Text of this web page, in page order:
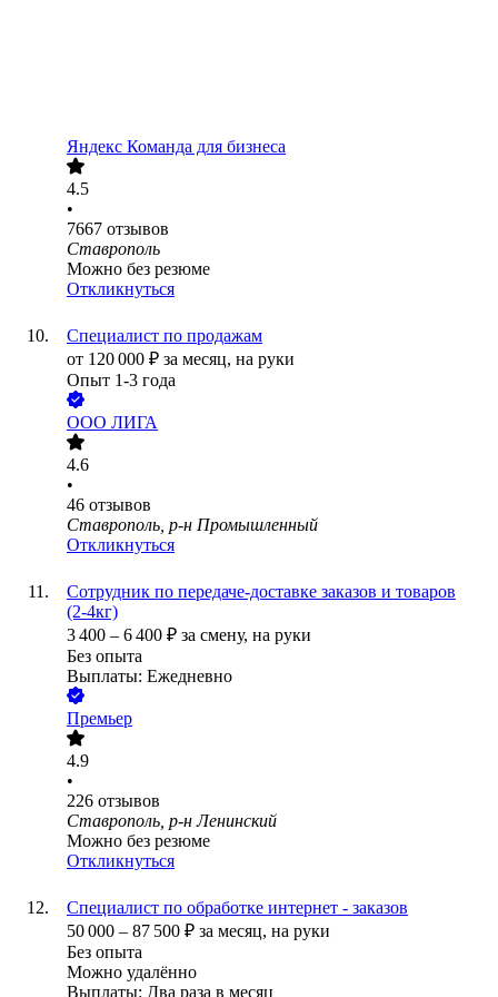
Яндекс Команда для бизнеса
4.5
•
7667 отзывов
Ставрополь
Можно без резюме
Откликнуться
Специалист по продажам
от 120 000 ₽ за месяц, на руки
Опыт 1-3 года
ООО ЛИГА
4.6
•
46 отзывов
Ставрополь, р-н Промышленный
Откликнуться
Сотрудник по передаче-доставке заказов и товаров
(2-4кг)
3 400 – 6 400 ₽ за смену, на руки
Без опыта
Выплаты: Ежедневно
Премьер
4.9
•
226 отзывов
Ставрополь, р-н Ленинский
Можно без резюме
Откликнуться
Специалист по обработке интернет - заказов
50 000 – 87 500 ₽ за месяц, на руки
Без опыта
Можно удалённо
Выплаты: Два раза в месяц